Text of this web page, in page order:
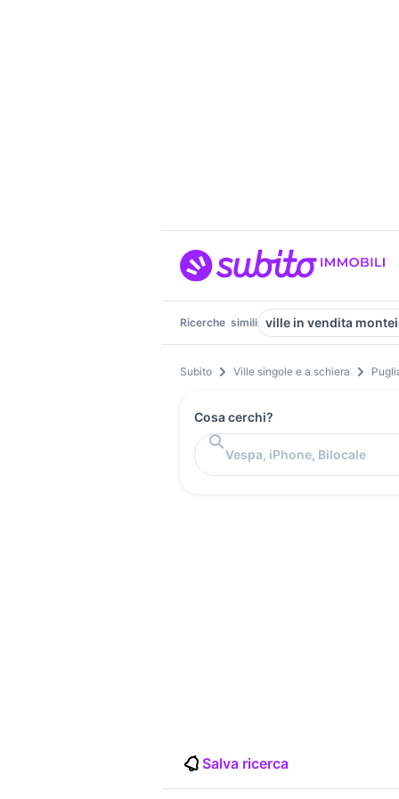
Ricerche simili ville in vendita
Subito Ville singole e a schiera
Cosa cerchi?
Salva ricerca